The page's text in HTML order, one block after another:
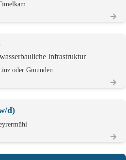
Infrastruktur
oder Gmunden
d)